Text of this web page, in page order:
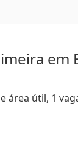
em
área útil, 1